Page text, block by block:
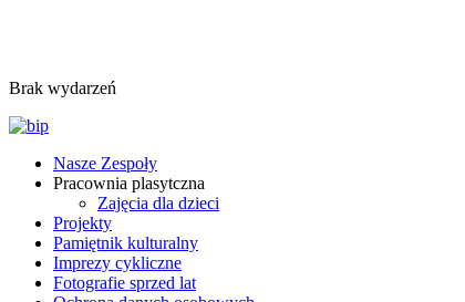
Brak wydarzeń
Nasze Zespoły
Pracownia plasytczna
Zajęcia dla dzieci
Projekty
Pamiętnik kulturalny
Imprezy cykliczne
Fotografie sprzed lat